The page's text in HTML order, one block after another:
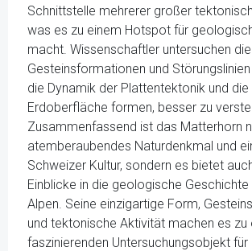
Schnittstelle mehrerer großer
was es zu einem Hotspot für
macht. Wissenschaftler untersuchen die
Gesteinsformationen und
die Dynamik der Plattentektonik und
Erdoberfläche formen, besser zu
Zusammenfassend ist das Matterhorn
atemberaubendes Naturdenkmal und
Schweizer Kultur, sondern es bietet
Einblicke in die geologische
Alpen. Seine einzigartige Form,
und tektonische Aktivität machen es zu
faszinierenden Untersuchungsobjekt für